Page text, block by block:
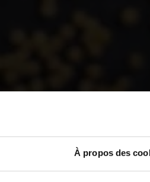
À propos des
disponibles en